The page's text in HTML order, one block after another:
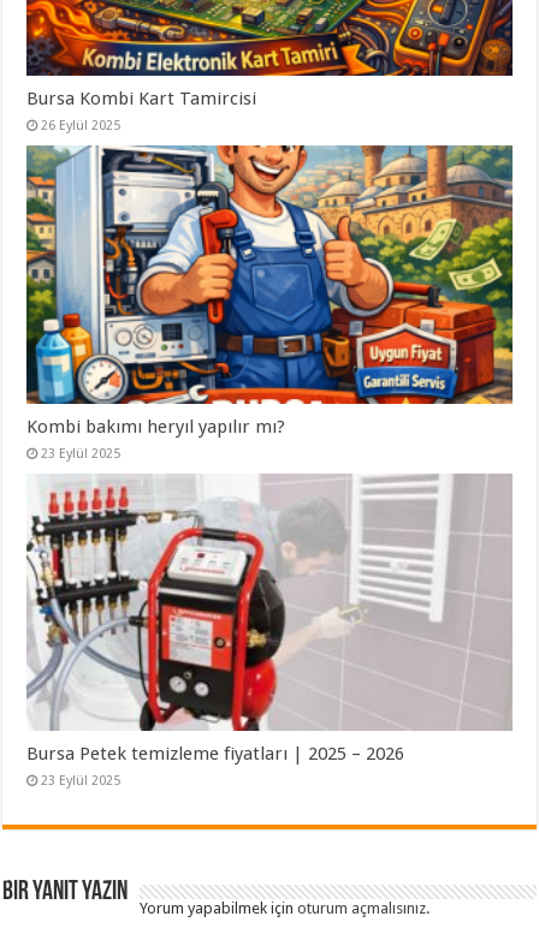
Bursa Kombi Kart Tamircisi
26 Eylül 2025
Kombi bakımı heryıl yapılır mı?
23 Eylül 2025
Bursa Petek temizleme fiyatları | 2025 – 2026
23 Eylül 2025
Bir yanıt yazın
Yorum yapabilmek içinoturum açmalısınız.